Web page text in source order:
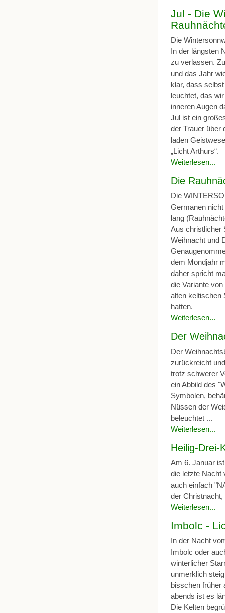
Jul - Die
Die
In der längsten
zu verlassen.
und das Jahr
klar, dass
leuchtet, das
inneren Augen
Jul ist ein
der Trauer über
laden
„Licht Arthurs“.
Weiterlesen...
Die
Die
Germanen
lang
Aus christlicher
Weihnacht und
dem Mondjahr
daher spricht
die Variante
alten keltischen
hatten.
Weiterlesen...
Der
Der
zurückreicht
trotz schwerer
ein Abbild des
Symbolen,
Nüssen der
beleuchtet ...
Weiterlesen...
Heilig-Drei-
Am 6. Januar
die letzte Nacht
auch einfach
der Christnacht,
Weiterlesen...
Imbolc -
In der Nacht
Imbolc oder
winterlicher
unmerklich
bisschen früher
abends ist es
Die Kelten